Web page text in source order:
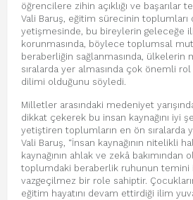
öğrencilere zihin açıklığı ve başarılar
Vali Baruş, eğitim sürecinin
yetişmesinde, bu bireylerin geleceğe
korunmasında, böylece toplumsal
beraberliğin sağlanmasında, ülkelerin
sıralarda yer almasında çok önemli
dilimi olduğunu söyledi.
Milletler arasındaki medeniyet
dikkat çekerek bu insan kaynağını iyi
yetiştiren toplumların en ön sıralarda
Vali Baruş, “İnsan kaynağının nitelikli
kaynağının ahlak ve zekâ bakımından
toplumdaki beraberlik ruhunun temini
vazgeçilmez bir role sahiptir.
eğitim hayatını devam ettirdiği ilim